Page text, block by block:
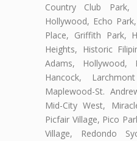
Country Club
Hollywood, Echo
Place, Griffith Park,
Heights, Historic
Adams, Hollywood,
Hancock,
Maplewood-St.
Mid-City West,
Picfair Village, Pico
Village, Redondo